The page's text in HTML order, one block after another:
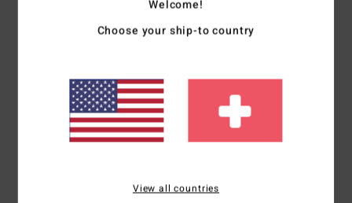
Regular Fit
Leichte Isolierung und Innenfutter
Zusammensetzung[Hauptstoff] 100 % Baumwolle
Welcome!
Choose your ship-to country
View all countries